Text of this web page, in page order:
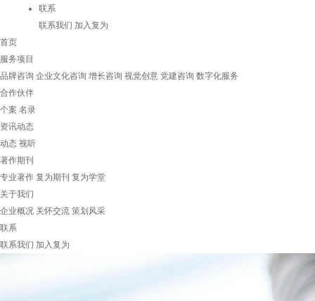
联系
联系我们 加入复为
首页
服务项目
品牌咨询 企业文化咨询 增长咨询 视觉创意 党建咨询 数字化服务
合作伙伴
个案 名录
资讯动态
动态 视听
著作期刊
专业著作 复为期刊 复为学堂
关于我们
企业概况 关怀交流 策划风采
联系
联系我们 加入复为